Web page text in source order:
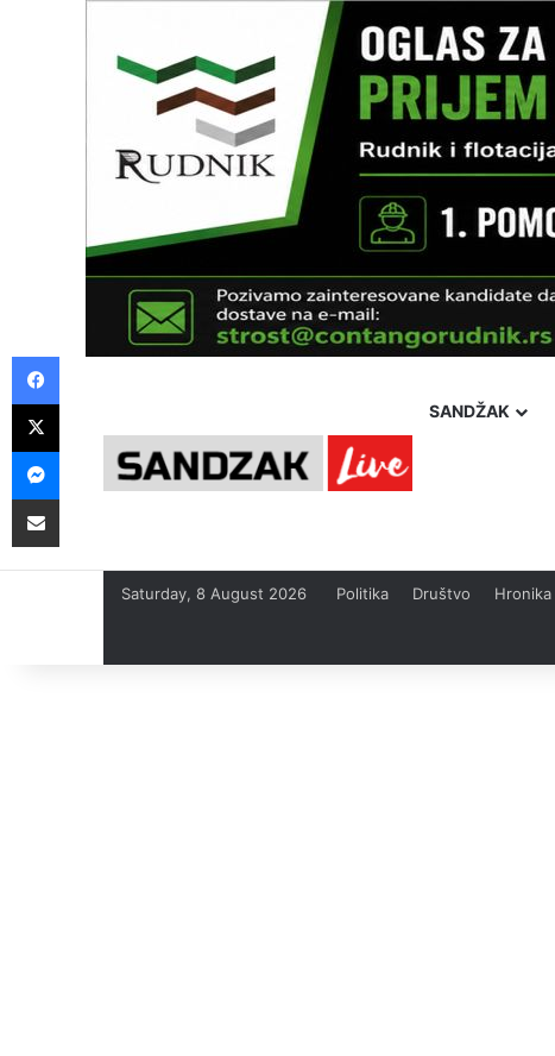
SANDŽAK
Saturday, 8 August 2026 Politika Društvo Hronika
Facebook
X
Messenger
Pošalji preko E-Maila